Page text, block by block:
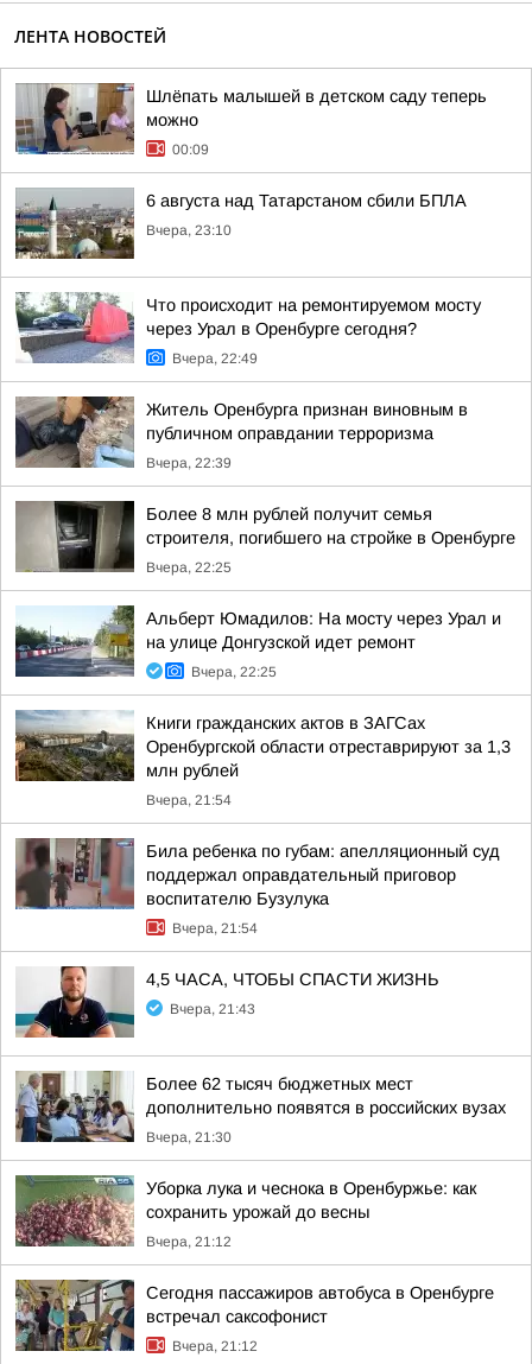
ЛЕНТА НОВОСТЕЙ
Шлёпать малышей в детском саду теперь
можно
00:09
6 августа над Татарстаном сбили БПЛА
Вчера, 23:10
Что происходит на ремонтируемом мосту
через Урал в Оренбурге сегодня?
Вчера, 22:49
Житель Оренбурга признан виновным в
публичном оправдании терроризма
Вчера, 22:39
Более 8 млн рублей получит семья
строителя, погибшего на стройке в Оренбурге
Вчера, 22:25
Альберт Юмадилов: На мосту через Урал и
на улице Донгузской идет ремонт
Вчера, 22:25
Книги гражданских актов в ЗАГСах
Оренбургской области отреставрируют за 1,3
млн рублей
Вчера, 21:54
Била ребенка по губам: апелляционный суд
поддержал оправдательный приговор
воспитателю Бузулука
Вчера, 21:54
4,5 ЧАСА, ЧТОБЫ СПАСТИ ЖИЗНЬ
Вчера, 21:43
Более 62 тысяч бюджетных мест
дополнительно появятся в российских вузах
Вчера, 21:30
Уборка лука и чеснока в Оренбуржье: как
сохранить урожай до весны
Вчера, 21:12
Сегодня пассажиров автобуса в Оренбурге
встречал саксофонист
Вчера, 21:12